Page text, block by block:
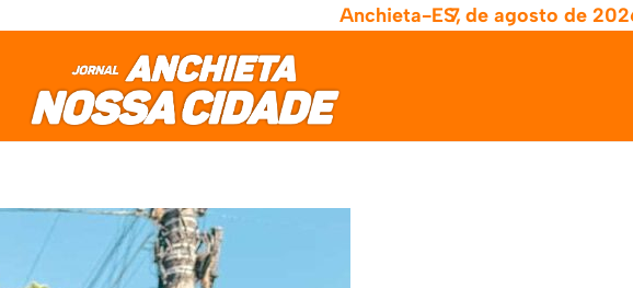
Anchieta-ES,7 de agosto de